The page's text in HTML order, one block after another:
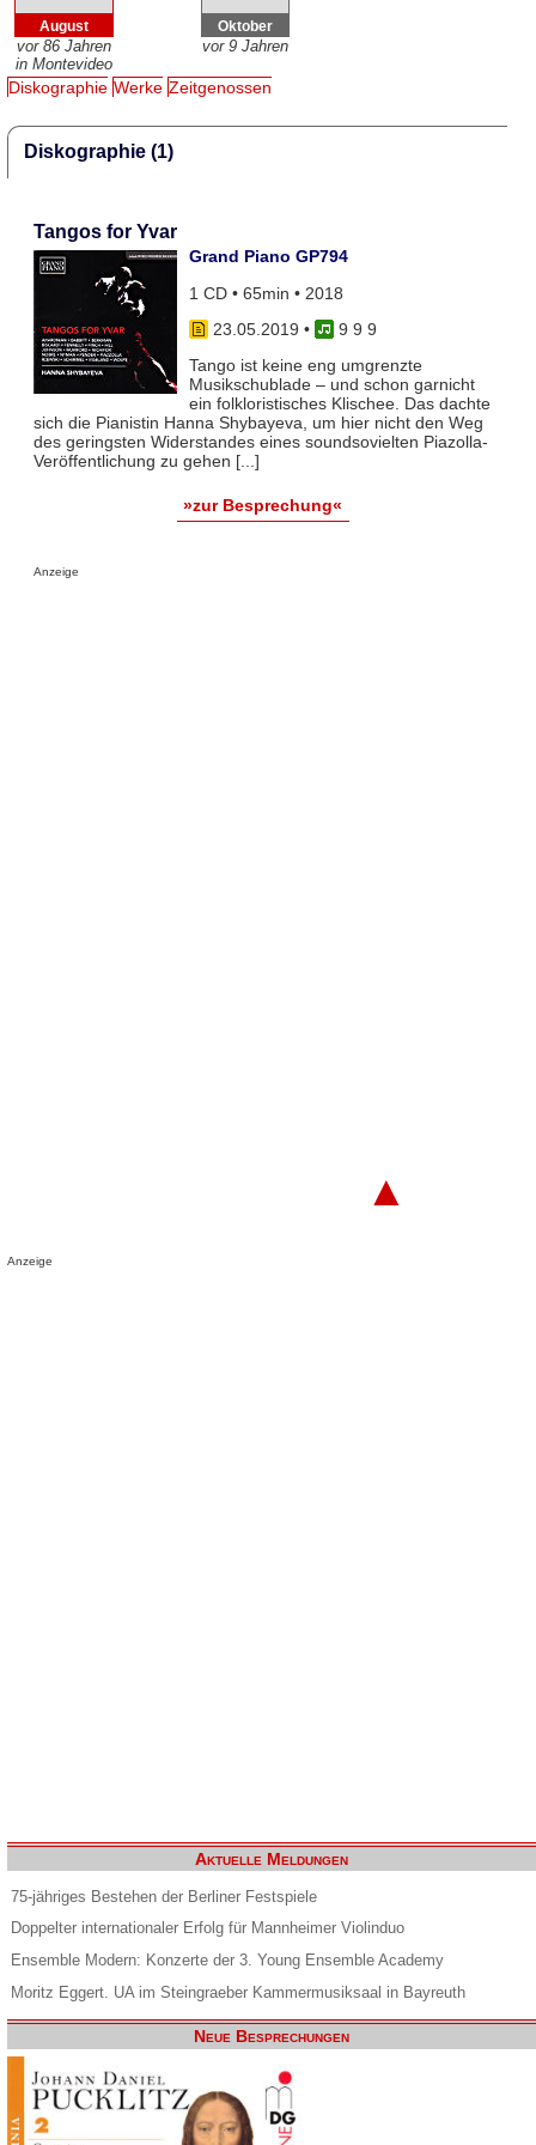
August
vor 86 Jahren
in Montevideo
Oktober
vor 9 Jahren
Diskographie Werke Zeitgenossen
Diskographie (1)
Tangos for Yvar
Grand Piano GP794
1 CD • 65min • 2018
23.05.2019 •
9 9 9
Tango ist keine eng umgrenzte
Musikschublade – und schon garnicht
ein folkloristisches Klischee. Das dachte
sich die Pianistin Hanna Shybayeva, um hier nicht den Weg
des geringsten Widerstandes eines soundsovielten Piazolla-
Veröffentlichung zu gehen [...]
»zur Besprechung«
Anzeige
▲
Anzeige
Aktuelle Meldungen
75-jähriges Bestehen der Berliner Festspiele
Doppelter internationaler Erfolg für Mannheimer Violinduo
Ensemble Modern: Konzerte der 3. Young Ensemble Academy
Moritz Eggert. UA im Steingraeber Kammermusiksaal in Bayreuth
Neue Besprechungen